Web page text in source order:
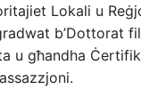
Lokali u
b’Dottorat
u għandha